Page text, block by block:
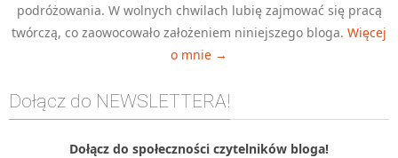
HTML 5
CSS 3
Django
PHP
podróżowania. W wolnych chwilach lubię zajmować się pracą
twórczą, co zaowocowało założeniem niniejszego bloga. Więcej
o mnie →
Dołącz do NEWSLETTERA!
Dołącz do społeczności czytelników bloga!